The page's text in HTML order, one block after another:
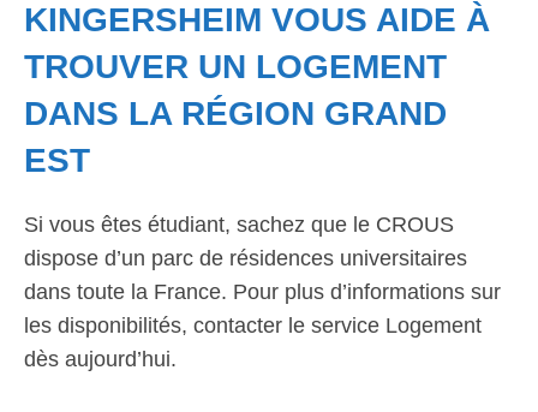
KINGERSHEIM VOUS AIDE À
TROUVER UN LOGEMENT
DANS LA RÉGION GRAND
EST
Si vous êtes étudiant, sachez que le CROUS
dispose d’un parc de résidences universitaires
dans toute la France. Pour plus d’informations sur
les disponibilités, contacter le service Logement
dès aujourd’hui.